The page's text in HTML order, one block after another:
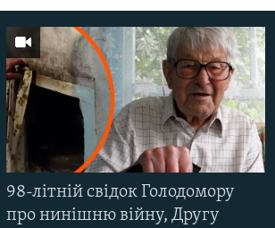
98-літній свідок Голодомору
про нинішню війну, Другу